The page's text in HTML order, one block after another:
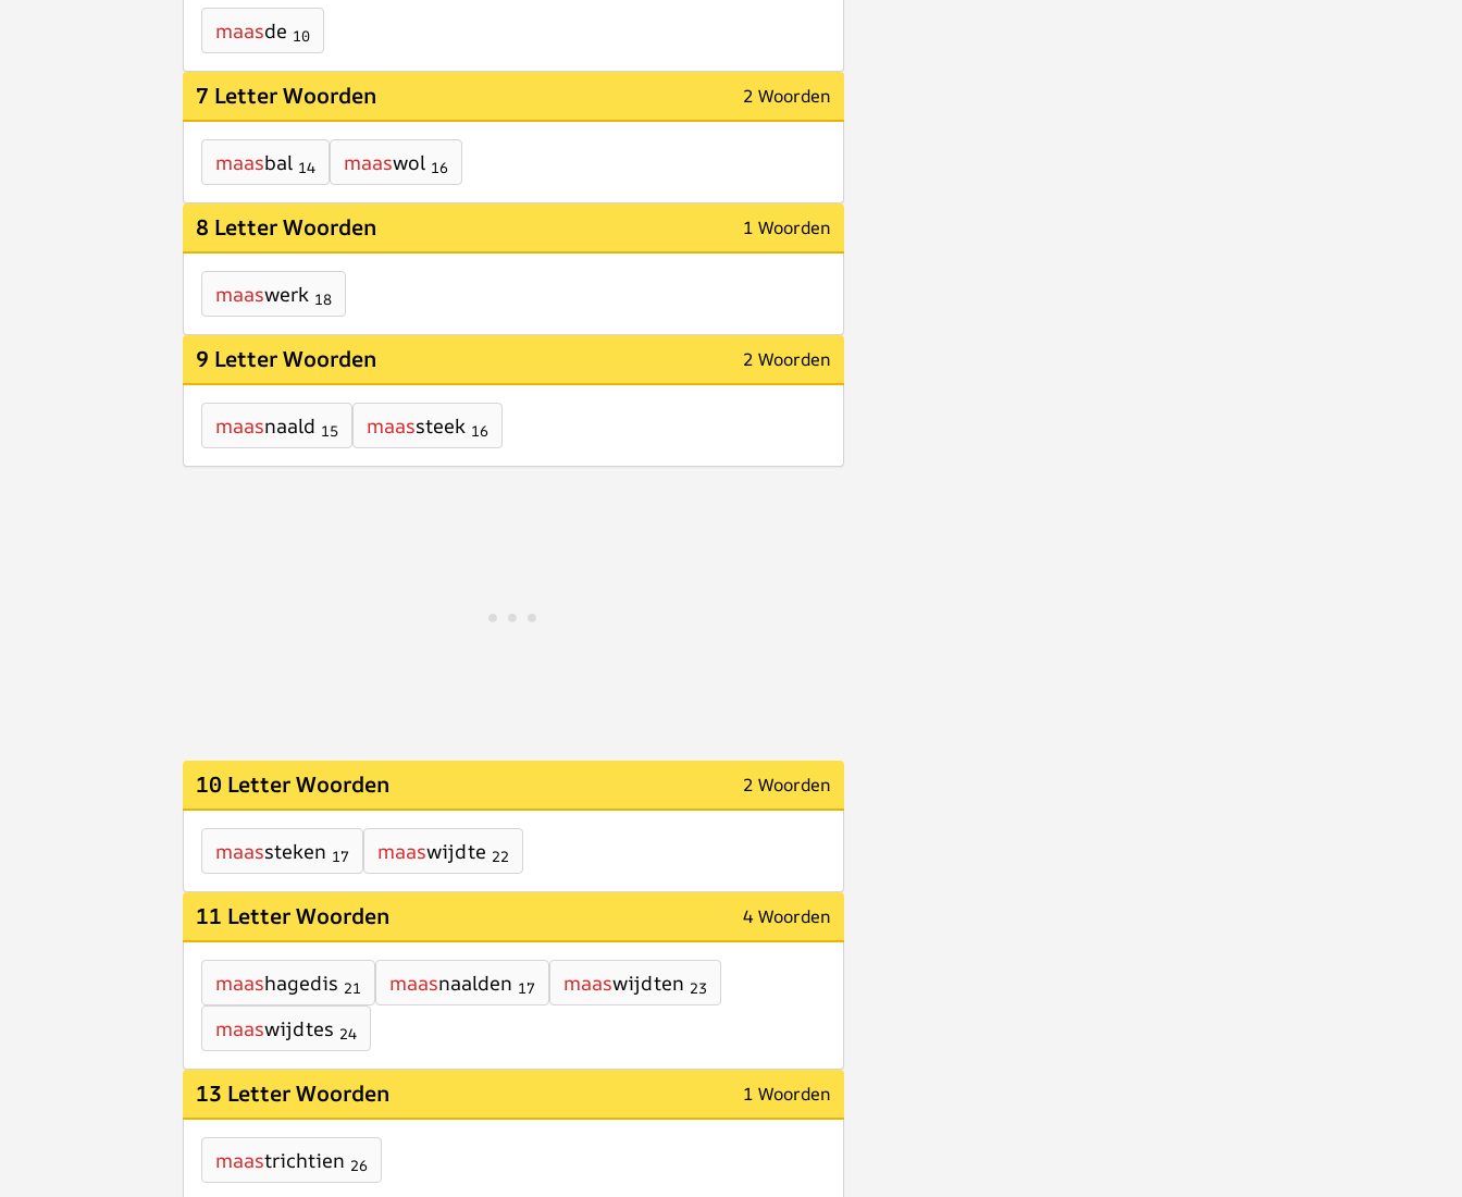
maasde 10
7 Letter Woorden 2 Woorden
maasbal 14 maaswol 16
8 Letter Woorden 1 Woorden
maaswerk 18
9 Letter Woorden 2 Woorden
maasnaald 15 maassteek 16
10 Letter Woorden 2 Woorden
maassteken 17 maaswijdte 22
11 Letter Woorden 4 Woorden
maashagedis 21 maasnaalden 17 maaswijdten 23
maaswijdtes 24
13 Letter Woorden 1 Woorden
maastrichtien 26